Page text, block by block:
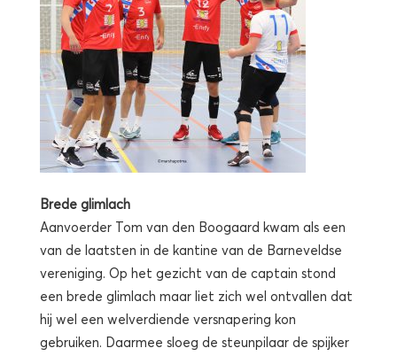
Brede glimlach
Aanvoerder Tom van den Boogaard kwam als een
van de laatsten in de kantine van de Barneveldse
vereniging. Op het gezicht van de captain stond
een brede glimlach maar liet zich wel ontvallen dat
hij wel een welverdiende versnapering kon
gebruiken. Daarmee sloeg de steunpilaar de spijker